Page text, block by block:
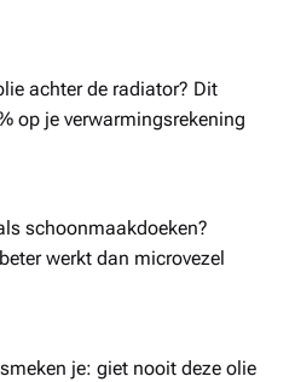
achter de radiator? Dit
op je verwarmingsrekening
schoonmaakdoeken?
werkt dan microvezel
je: giet nooit deze olie